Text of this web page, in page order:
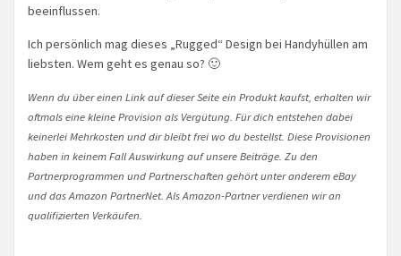
beeinflussen.
Ich persönlich mag dieses „Rugged“ Design bei Handyhüllen am
liebsten. Wem geht es genau so? 🙂
Wenn du über einen Link auf dieser Seite ein Produkt kaufst, erhalten wir
oftmals eine kleine Provision als Vergütung. Für dich entstehen dabei
keinerlei Mehrkosten und dir bleibt frei wo du bestellst. Diese Provisionen
haben in keinem Fall Auswirkung auf unsere Beiträge. Zu den
Partnerprogrammen und Partnerschaften gehört unter anderem eBay
und das Amazon PartnerNet. Als Amazon-Partner verdienen wir an
qualifizierten Verkäufen.